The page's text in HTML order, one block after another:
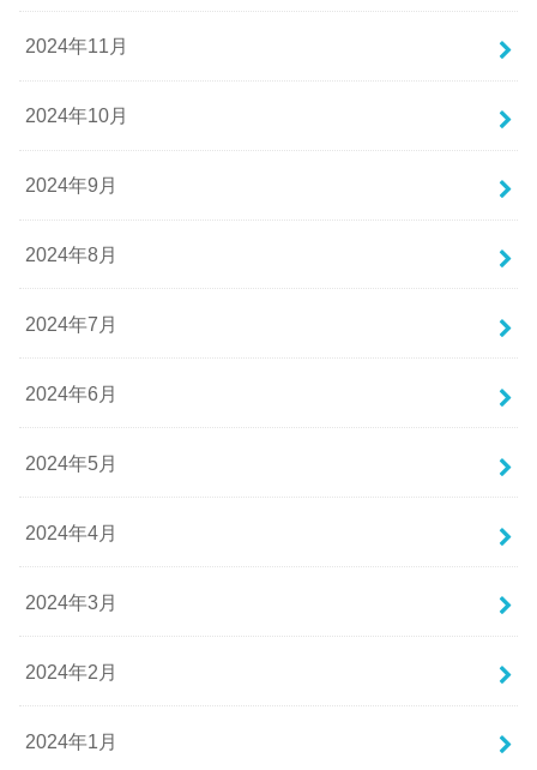
2024年11月
2024年10月
2024年9月
2024年8月
2024年7月
2024年6月
2024年5月
2024年4月
2024年3月
2024年2月
2024年1月